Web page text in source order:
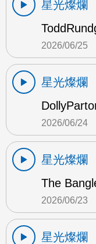
星光燦爛
2026/06/25
星光燦爛
2026/06/24
星光燦爛
The
2026/06/23
星光燦爛